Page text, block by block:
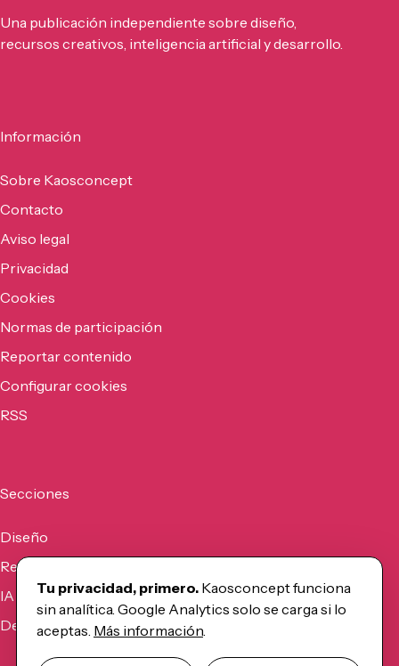
Una publicación independiente sobre diseño,
recursos creativos, inteligencia artificial y desarrollo.
Información
Sobre Kaosconcept
Contacto
Aviso legal
Privacidad
Cookies
Normas de participación
Reportar contenido
Configurar cookies
RSS
Secciones
Diseño
Recursos
IA
Desarrollo
Tu privacidad, primero. Kaosconcept funciona
sin analítica. Google Analytics solo se carga si lo
aceptas. Más información.